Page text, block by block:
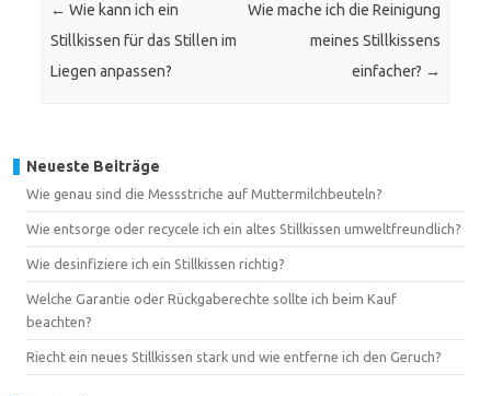
← Wie kann ich ein
Stillkissen für das Stillen im
Liegen anpassen?
Wie mache ich die Reinigung
meines Stillkissens
einfacher? →
Neueste Beiträge
Wie genau sind die Messstriche auf Muttermilchbeuteln?
Wie entsorge oder recycele ich ein altes Stillkissen umweltfreundlich?
Wie desinfiziere ich ein Stillkissen richtig?
Welche Garantie oder Rückgaberechte sollte ich beim Kauf
beachten?
Riecht ein neues Stillkissen stark und wie entferne ich den Geruch?